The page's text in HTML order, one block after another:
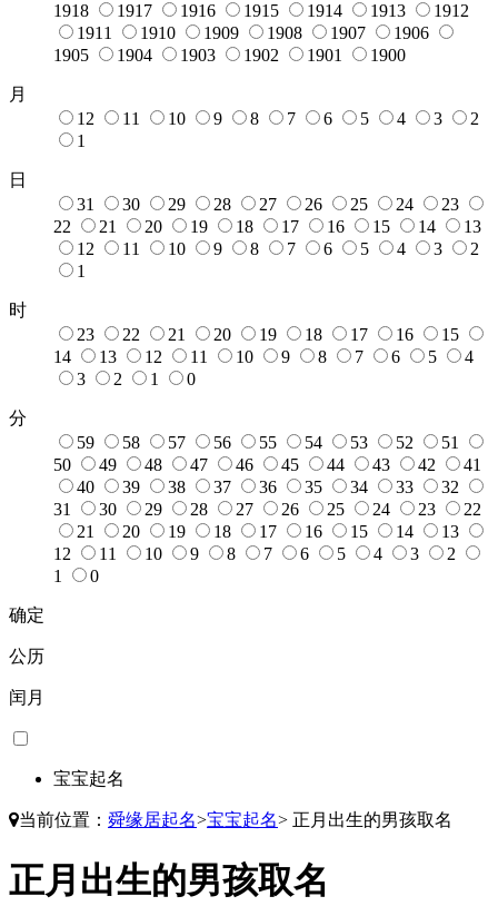
1918
1917 1916 1915 1914 1913
1912
1911
1910 1909 1908 1907
1906
1905
1904 1903 1902 1901 1900
月
12
11 10 9 8 7 6 5 4 3
2
1
日
31
30 29 28 27 26 25 24
23
22
21 20 19 18 17 16 15 14
13
12
11 10 9 8 7 6 5 4 3
2
1
时
23
22 21 20 19 18 17 16
15
14
13 12 11 10 9 8 7 6 5
4
3
2 1 0
分
59
58 57 56 55 54 53 52
51
50
49 48 47 46 45 44 43 42
41
40
39 38 37 36 35 34 33
32
31
30 29 28 27 26 25 24 23
22
21
20 19 18 17 16 15 14
13
12
11 10 9 8 7 6 5 4 3
2
1
0
确定
公历
闰月
宝宝起名
当前位置： 舜缘居起名>宝宝起名> 正月出生的男孩取名
正月出生的男孩取名